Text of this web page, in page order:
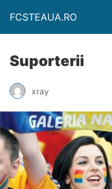
FCSTEAUA.RO
Suporterii
xray